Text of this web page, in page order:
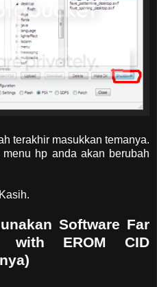
terakhir masukkan temanya.
hp anda akan berubah
Software Far
with EROM CID